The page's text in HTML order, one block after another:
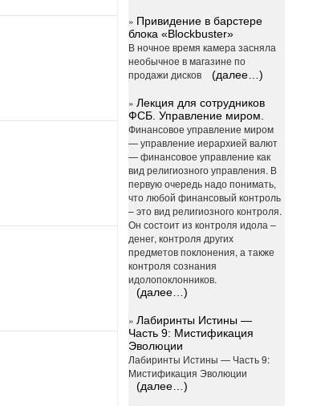
» Привидение в барстере
блока «Blockbuster»
В ночное время камера засняла
необычное в магазине по
продажи дисков
(далее…)
»Лекция для сотрудников
ФСБ. Управление миром.
Финансовое управление миром
— управление иерархией валют
— финансовое управление как
вид религиозного управления. В
первую очередь надо понимать,
что любой финансовый контроль
– это вид религиозного контроля.
Он состоит из контроля идола –
денег, контроля других
предметов поклонения, а также
контроля сознания
идолопоклонников.
(далее…)
»Лабиринты Истины —
Часть 9: Мистификация
Эволюции
Лабиринты Истины — Часть 9:
Мистификация Эволюции
(далее…)